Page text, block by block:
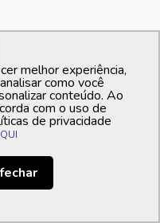
melhor experiência,
como você
conteúdo. Ao
com o uso de
de privacidade